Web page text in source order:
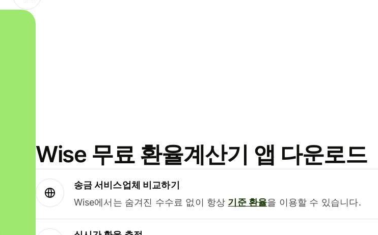
Wise 무료 환율계산기 앱 다운로드
송금 서비스업체 비교하기
Wise에서는 숨겨진 수수료 없이 항상 기준 환율을 이용할 수 있습니다.